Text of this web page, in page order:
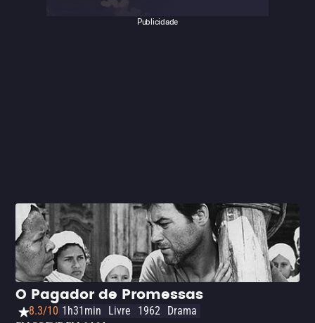
Publicidade
O Pagador de Promessas
8.3/10 1h31min Livre 1962 Drama